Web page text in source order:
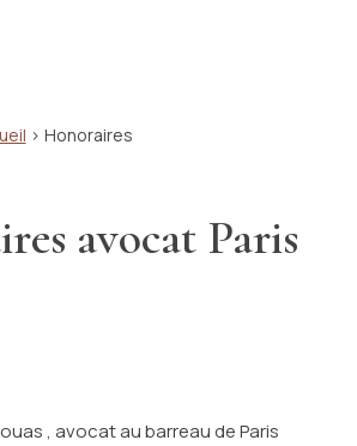
> Honoraires
avocat Paris
, avocat au barreau de Paris